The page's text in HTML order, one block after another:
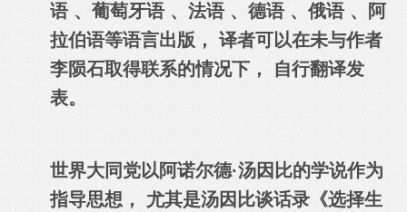
语 、葡萄牙语 、法语 、德语 、俄语 、阿
拉伯语等语言出版， 译者可以在未与作者
李陨石取得联系的情况下， 自行翻译发
表。
世界大同党以阿诺尔德·汤因比的学说作为
指导思想， 尤其是汤因比谈话录《选择生